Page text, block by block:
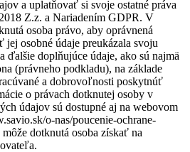
a uplatňovať si svoje ostatné práva
Z.z. a Nariadením GDPR. V
osoba právo, aby oprávnená
jej osobné údaje preukázala svoju
ďalšie doplňujúce údaje, ako sú najmä
(právneho podkladu), na základe
a dobrovoľnosti poskytnúť
o právach dotknutej osoby v
údajov sú dostupné aj na webovom
o-nas/poucenie-ochrane-
dotknutá osoba získať na